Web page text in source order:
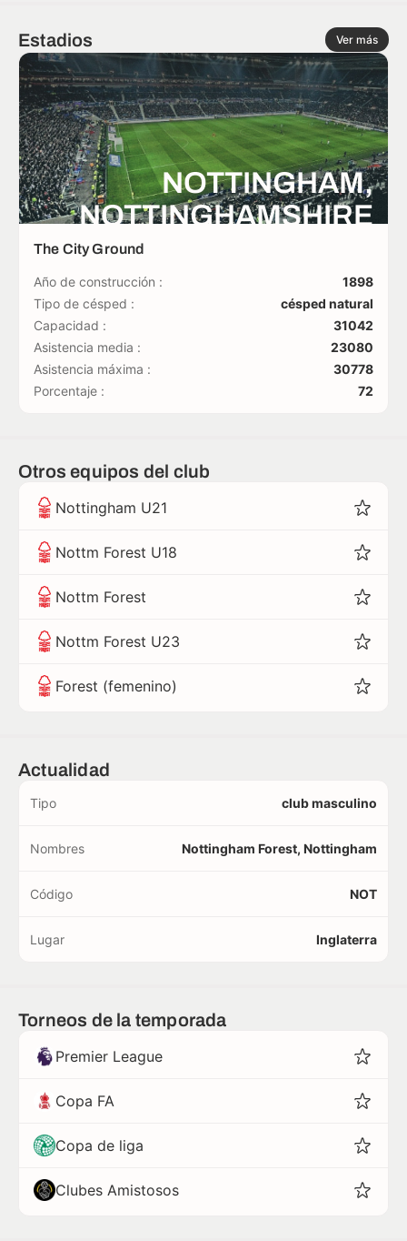
Estadios Ver más
NOTTINGHAM,
NOTTINGHAMSHIRE
The City Ground
Año de construcción :
1898
Tipo de césped :
césped natural
Capacidad :
31042
Asistencia media :
23080
Asistencia máxima :
30778
Porcentaje :
72
Otros equipos del club
Nottingham U21
Nottm Forest U18
Nottm Forest
Nottm Forest U23
Forest (femenino)
Actualidad
Tipo club masculino
Nombres Nottingham Forest, Nottingham
Código NOT
Lugar Inglaterra
Torneos de la temporada
Premier League
Copa FA
Copa de liga
Clubes Amistosos